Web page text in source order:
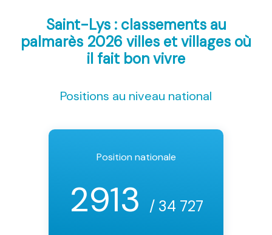
Saint-Lys : classements au
palmarès 2026 villes et villages où
il fait bon vivre
Positions au niveau national
Position nationale
2913 / 34 727